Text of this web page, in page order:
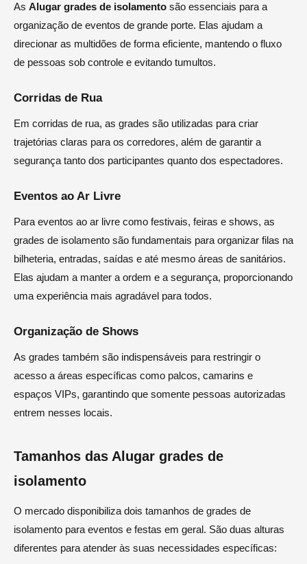
As Alugar grades de isolamento são essenciais para a
organização de eventos de grande porte. Elas ajudam a
direcionar as multidões de forma eficiente, mantendo o fluxo
de pessoas sob controle e evitando tumultos.
Corridas de Rua
Em corridas de rua, as grades são utilizadas para criar
trajetórias claras para os corredores, além de garantir a
segurança tanto dos participantes quanto dos espectadores.
Eventos ao Ar Livre
Para eventos ao ar livre como festivais, feiras e shows, as
grades de isolamento são fundamentais para organizar filas na
bilheteria, entradas, saídas e até mesmo áreas de sanitários.
Elas ajudam a manter a ordem e a segurança, proporcionando
uma experiência mais agradável para todos.
Organização de Shows
As grades também são indispensáveis para restringir o
acesso a áreas específicas como palcos, camarins e
espaços VIPs, garantindo que somente pessoas autorizadas
entrem nesses locais.
Tamanhos das Alugar grades de
isolamento
O mercado disponibiliza dois tamanhos de grades de
isolamento para eventos e festas em geral. São duas alturas
diferentes para atender às suas necessidades específicas: